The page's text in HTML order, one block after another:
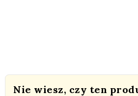
Nie wiesz, czy ten